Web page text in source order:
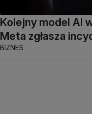
Kolejny model AI
Meta zgłasza
BIZNES